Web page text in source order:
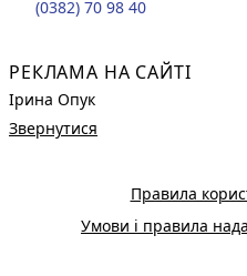
(0382) 70 98 40
РЕКЛАМА НА САЙТІ
Ірина Опук
Звернутися
Правила
Умови і правила